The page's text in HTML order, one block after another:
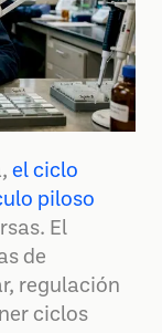
el ciclo
piloso
El
de
regulación
ciclos